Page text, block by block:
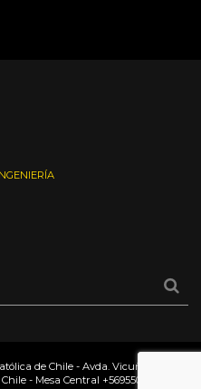
de Chile - Avda. Vicuña
- Mesa Central +56955042000